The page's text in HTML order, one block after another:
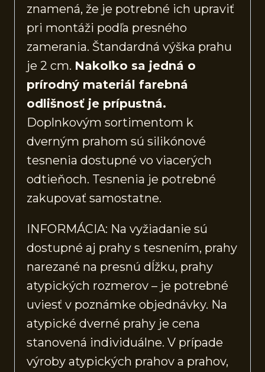
znamená, že je potrebné ich upraviť
pri montáži podľa presného
zamerania. Štandardná výška prahu
je 2 cm. Nakoľko sa jedná o
prírodný materiál farebná
odlišnosť je prípustná.
Doplnkovým sortimentom k
dverným prahom sú silikónové
tesnenia dostupné vo viacerých
odtieňoch. Tesnenia je potrebné
zakupovať samostatne.
INFORMÁCIA: Na vyžiadanie sú
dostupné aj prahy s tesnením, prahy
narezané na presnú dĺžku, prahy
atypických rozmerov – je potrebné
uviesť v poznámke objednávky. Na
atypické dverné prahy je cena
stanovená individuálne. V prípade
výroby atypických prahov a prahov,